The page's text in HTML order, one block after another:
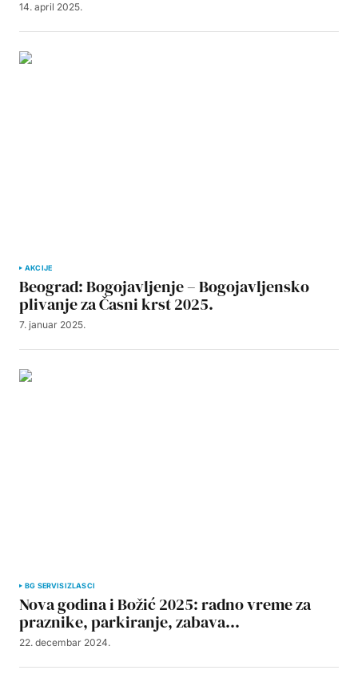
14. april 2025.
AKCIJE
Beograd: Bogojavljenje – Bogojavljensko
plivanje za Časni krst 2025.
7. januar 2025.
BG SERVISIZLASCI
Nova godina i Božić 2025: radno vreme za
praznike, parkiranje, zabava…
22. decembar 2024.